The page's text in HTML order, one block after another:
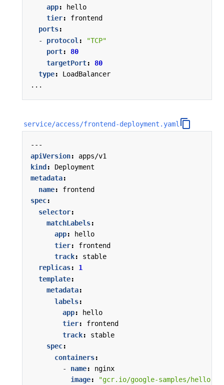
app:
hello
tier:
frontend
ports:
- protocol :
"TCP"
port:
80
targetPort:
80
type:
LoadBalancer
...
service/access/frontend-deployment.yaml
---
apiVersion:
apps/v1
kind :
Deployment
metadata:
name:
frontend
spec:
selector:
matchLabels:
app:
hello
tier:
frontend
track:
stable
replicas:
1
template:
metadata:
labels:
app:
hello
tier:
frontend
track:
stable
spec:
containers:
- name:
nginx
image:
"gcr.io/google-samples/hello-